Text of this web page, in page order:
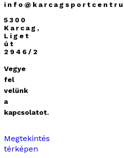
5300
Karcag,
Liget
út
2946/2
Vegye
fel
velünk
a
kapcsolatot.
Megtekintés
térképen